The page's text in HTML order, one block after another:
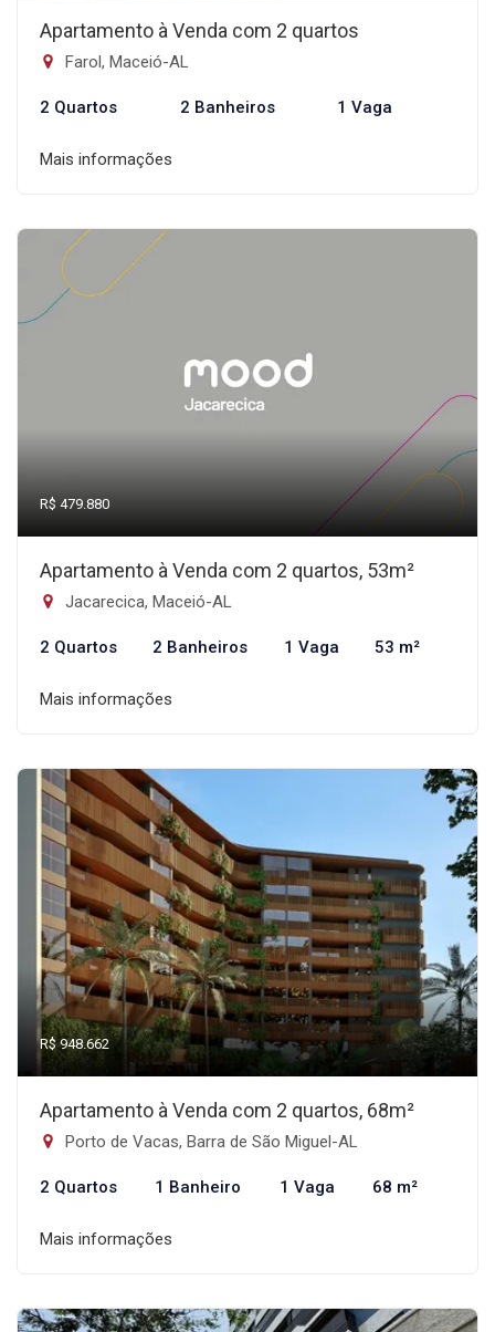
Apartamento à Venda com 2 quartos
Farol, Maceió-AL
2 Quartos 2 Banheiros 1 Vaga
Mais informações
R$ 479.880
Apartamento à Venda com 2 quartos, 53m²
Jacarecica, Maceió-AL
2 Quartos 2 Banheiros 1 Vaga 53 m²
Mais informações
R$ 948.662
Apartamento à Venda com 2 quartos, 68m²
Porto de Vacas, Barra de São Miguel-AL
2 Quartos 1 Banheiro 1 Vaga 68 m²
Mais informações